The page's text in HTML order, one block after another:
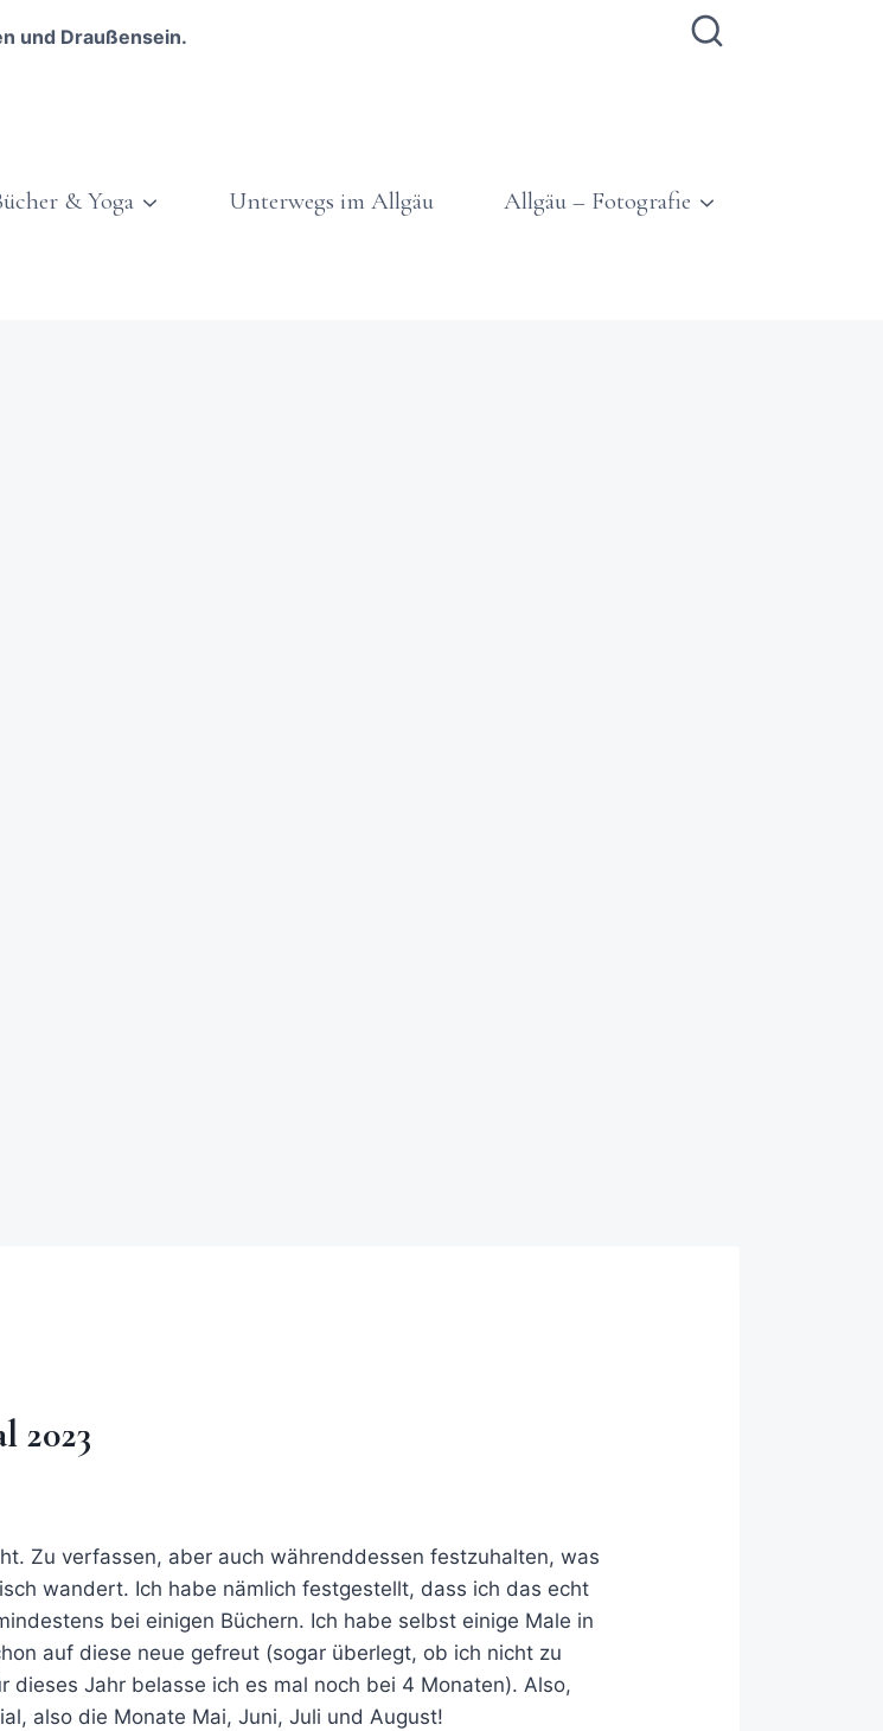
und Draußensein.
& Yoga Unterwegs im Allgäu Allgäu – Fotografie
2023
Zu verfassen, aber auch währenddessen festzuhalten, was
wandert. Ich habe nämlich festgestellt, dass ich das echt
bei einigen Büchern. Ich habe selbst einige Male in
auf diese neue gefreut (sogar überlegt, ob ich nicht zu
Jahr belasse ich es mal noch bei 4 Monaten). Also,
also die Monate Mai, Juni, Juli und August!